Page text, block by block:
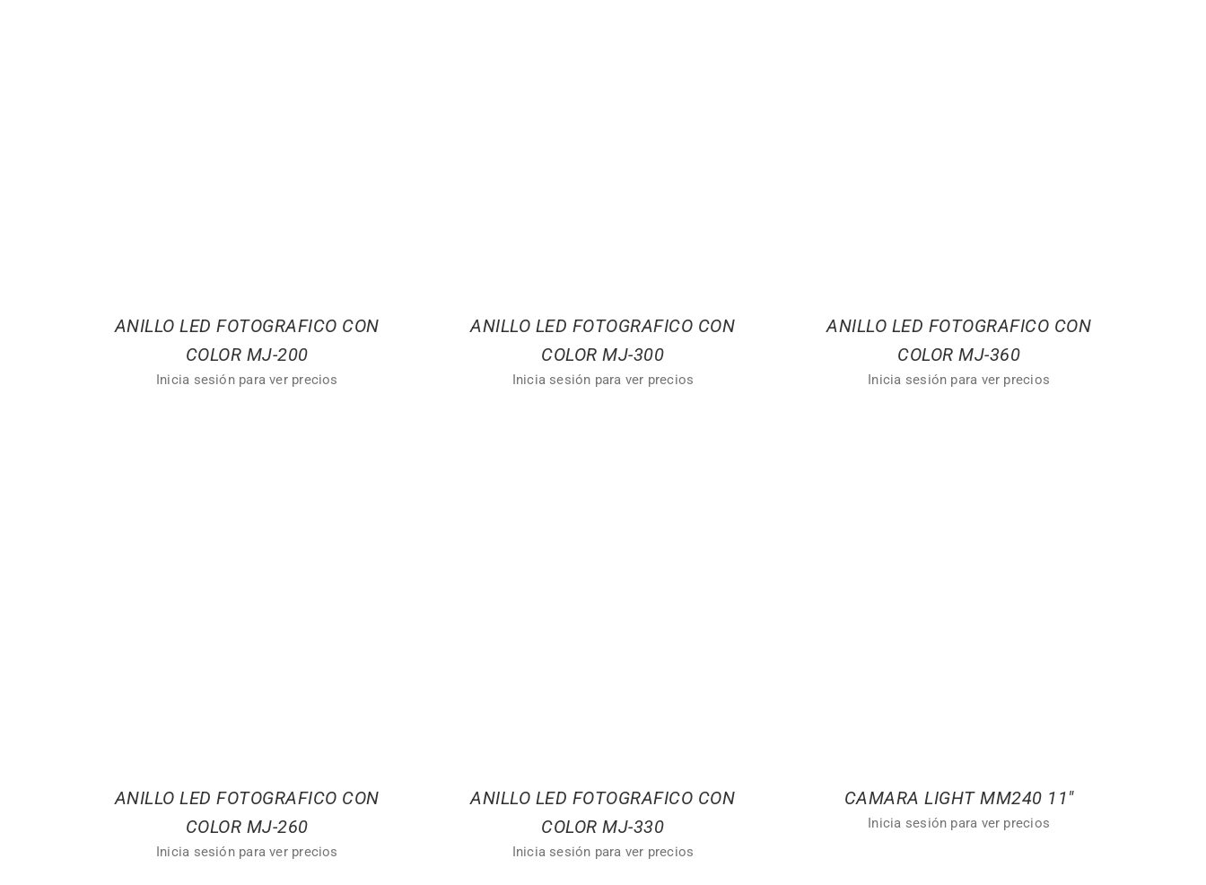
ANILLO LED FOTOGRAFICO CON
COLOR MJ-200
Inicia sesión para ver precios
ANILLO LED FOTOGRAFICO CON
COLOR MJ-300
Inicia sesión para ver precios
ANILLO LED FOTOGRAFICO CON
COLOR MJ-360
Inicia sesión para ver precios
ANILLO LED FOTOGRAFICO CON
COLOR MJ-260
Inicia sesión para ver precios
ANILLO LED FOTOGRAFICO CON
COLOR MJ-330
Inicia sesión para ver precios
CAMARA LIGHT MM240 11″
Inicia sesión para ver precios